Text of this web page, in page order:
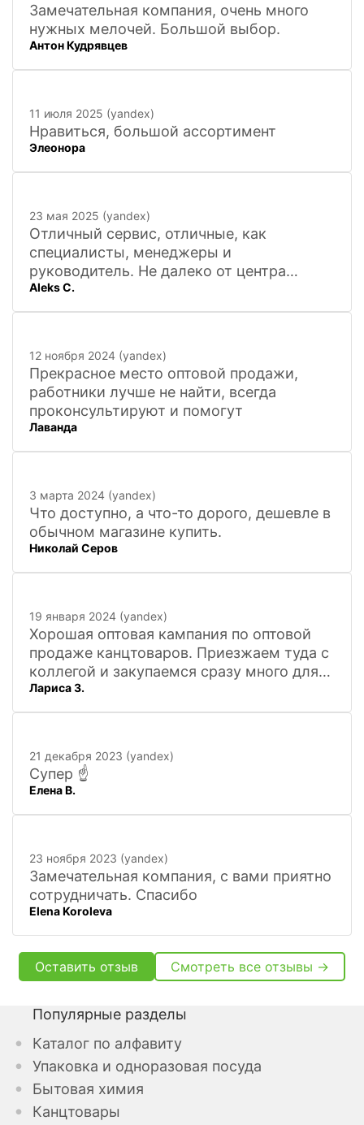
Замечательная компания, очень много
нужных мелочей. Большой выбор.
Антон Кудрявцев
11 июля 2025 (yandex)
Нравиться, большой ассортимент
Элеонора
23 мая 2025 (yandex)
Отличный сервис, отличные, как
специалисты, менеджеры и
руководитель. Не далеко от центра
города, 20 минут
Aleks C.
12 ноября 2024 (yandex)
Прекрасное место оптовой продажи,
работники лучше не найти, всегда
проконсультируют и помогут
Лаванда
3 марта 2024 (yandex)
Что доступно, а что-то дорого, дешевле в
обычном магазине купить.
Николай Серов
19 января 2024 (yandex)
Хорошая оптовая кампания по оптовой
продаже канцтоваров. Приезжаем туда с
коллегой и закупаемся сразу много для
офиса. Удобно. Есть практически всё, что
нужно, и по хорошим ценам. Вежливый
искать
Лариса З.
21 декабря 2023 (yandex)
Супер ☝️
Елена В.
23 ноября 2023 (yandex)
Замечательная компания, с вами приятно
сотрудничать. Спасибо
Elena Koroleva
Оставить отзыв Смотреть все отзывы →
Популярные разделы
Каталог по алфавиту
Упаковка и одноразовая посуда
Бытовая химия
Канцтовары